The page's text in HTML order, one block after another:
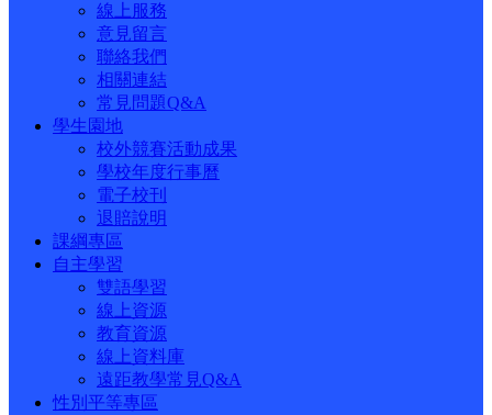
線上服務
意見留言
聯絡我們
相關連結
常見問題Q&A
學生園地
校外競賽活動成果
學校年度行事曆
電子校刊
退賠說明
課綱專區
自主學習
雙語學習
線上資源
教育資源
線上資料庫
遠距教學常見Q&A
性別平等專區